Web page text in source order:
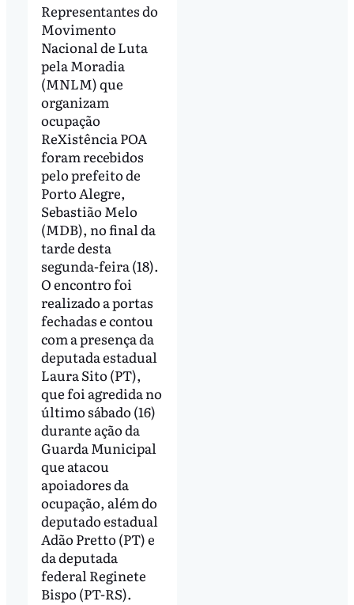
Representantes do
Movimento
Nacional de Luta
pela Moradia
(MNLM) que
organizam
ocupação
ReXistência POA
foram recebidos
pelo prefeito de
Porto Alegre,
Sebastião Melo
(MDB), no final da
tarde desta
segunda-feira (18).
O encontro foi
realizado a portas
fechadas e contou
com a presença da
deputada estadual
Laura Sito (PT),
que foi agredida no
último sábado (16)
durante ação da
Guarda Municipal
que atacou
apoiadores da
ocupação, além do
deputado estadual
Adão Pretto (PT) e
da deputada
federal Reginete
Bispo (PT-RS).